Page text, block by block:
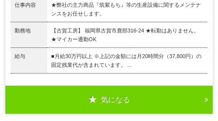
仕事内容
★弊社の主力商品『筑紫もち』等の生産設備に関するメンテナ
ンスをお任せします。
勤務地
【古賀工房】 福岡県古賀市鹿部316-24 ★転勤はありません。
★マイカー通勤OK
給与
■月給30万円以上 ※上記の金額には月20時間分（37,800円）の
固定残業代が含まれています。 ...
気になる